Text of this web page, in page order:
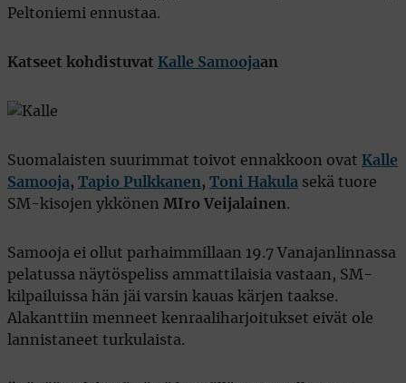
Peltoniemi ennustaa.
Katseet kohdistuvat Kalle Samoojaan
Suomalaisten suurimmat toivot ennakkoon ovat Kalle
Samooja, Tapio Pulkkanen, Toni Hakula sekä tuore
SM-kisojen ykkönen MIro Veijalainen.
Samooja ei ollut parhaimmillaan 19.7 Vanajanlinnassa
pelatussa näytöspeliss ammattilaisia vastaan, SM-
kilpailuissa hän jäi varsin kauas kärjen taakse.
Alakanttiin menneet kenraaliharjoitukset eivät ole
lannistaneet turkulaista.